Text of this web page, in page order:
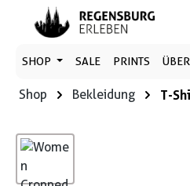
Hauptinhalt springen
Zur Suche springen
Zur Hauptnavigation springen
SHOP SALE PRINTS ÜBER
Shop Bekleidung T-
Bildergalerie überspringen